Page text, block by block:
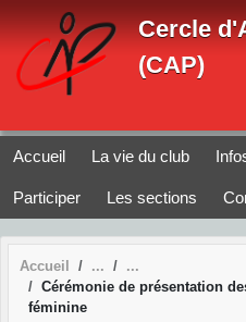
Cercle
(CAP)
Accueil La vie du club
Participer Les sections
Accueil
Cérémonie de présentation
féminine
Panneau de gestion des cookies